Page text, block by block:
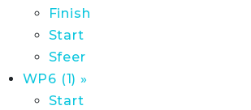
Finish
Start
Sfeer
WP6 (1) »
Start